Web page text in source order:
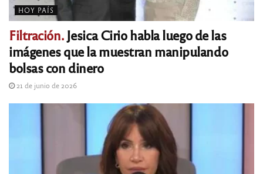
HOY PAÍS
Filtración.Jesica Cirio habla luego de las
imágenes que la muestran manipulando
bolsas con dinero
21 de junio de 2026